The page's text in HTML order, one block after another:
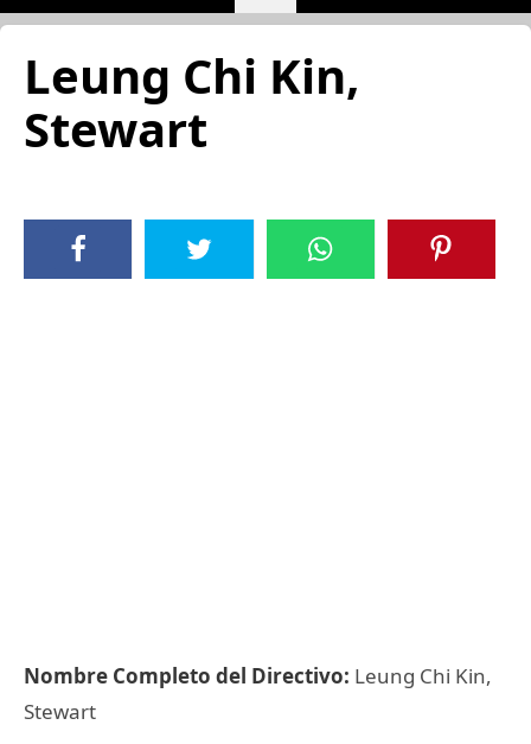
Leung Chi Kin,
Stewart
Nombre Completo del Directivo: Leung Chi Kin,
Stewart